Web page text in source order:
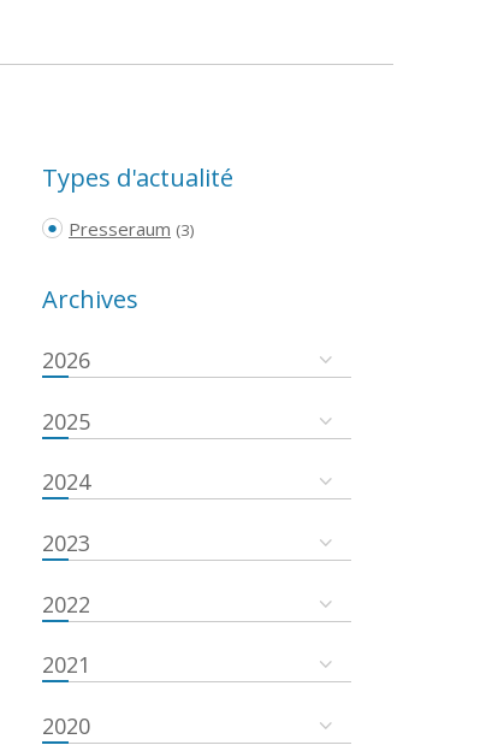
Types d'actualité
Presseraum (3)
Archives
2026
2025
2024
2023
2022
2021
2020